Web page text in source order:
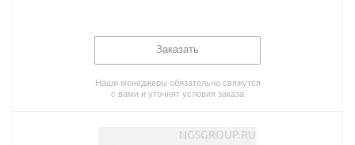
Заказать
Наши менеджеры обязательно свяжутся
с вами и уточнят условия заказа